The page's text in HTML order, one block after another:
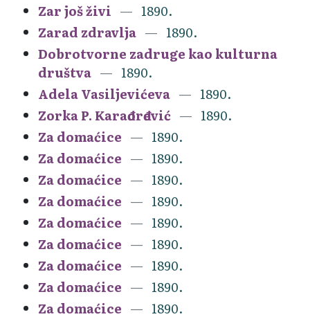
Zar još živi
1890.
Zarad zdravlja
1890.
Dobrotvorne zadruge kao kulturna
društva
1890.
Adela Vasiljevićeva
1890.
Zorka P. Karađorđević
1890.
Za domaćice
1890.
Za domaćice
1890.
Za domaćice
1890.
Za domaćice
1890.
Za domaćice
1890.
Za domaćice
1890.
Za domaćice
1890.
Za domaćice
1890.
Za domaćice
1890.